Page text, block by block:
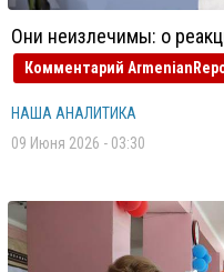
Они неизлечимы: о
Комментарий
НАША АНАЛИТИКА
09 Июня 2026 - 03:30